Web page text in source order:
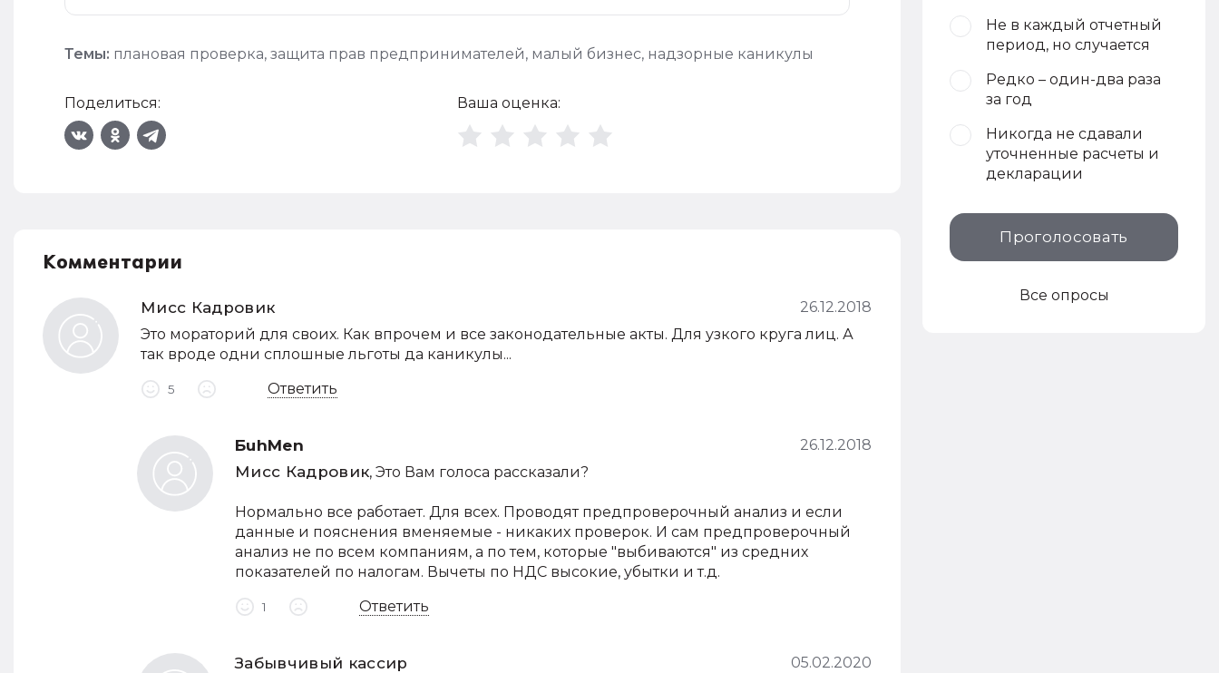
Темы: плановая проверка, защита прав предпринимателей, малый бизнес, надзорные каникулы
Поделиться: Ваша оценка:
Комментарии
Мисс Кадровик
26.12.2018
Это мораторий для своих. Как впрочем и все законодательные акты. Для узкого круга лиц. А
так вроде одни сплошные льготы да каникулы...
5 Ответить
БuhMen 26.12.2018
Мисс Кадровик, Это Вам голоса рассказали?
Нормально все работает. Для всех. Проводят предпроверочный анализ и если
данные и пояснения вменяемые - никаких проверок. И сам предпроверочный
анализ не по всем компаниям, а по тем, которые "выбиваются" из средних
показателей по налогам. Вычеты по НДС высокие, убытки и т.д.
1 Ответить
Забывчивый кассир 05.02.2020
Не в каждый отчетный
период, но случается
Редко – один-два раза
за год
Никогда не сдавали
уточненные расчеты и
декларации
Проголосовать
Все опросы